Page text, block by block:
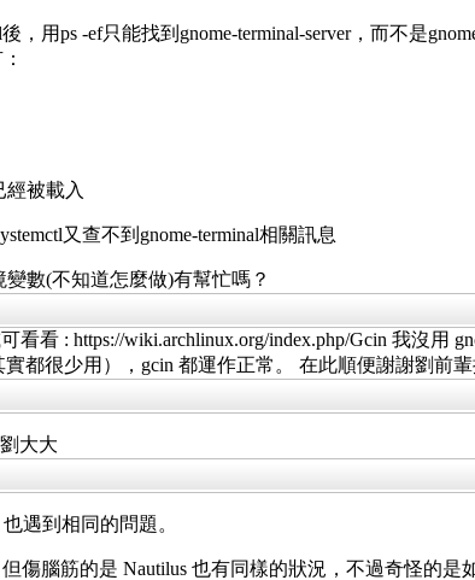
，用ps -ef只能找到gnome-terminal-server，而不是
經被載入
又查不到gnome-terminal相關訊息
變數(不知道怎麼做)有幫忙嗎？
看 : https://wiki.archlinux.org/index.php/Gcin 我沒用
實都很少用），gcin 都運作正常。 在此順便謝謝劉前輩
大大
遇到相同的問題。
傷腦筋的是 Nautilus 也有同樣的狀況，不過奇怪的是